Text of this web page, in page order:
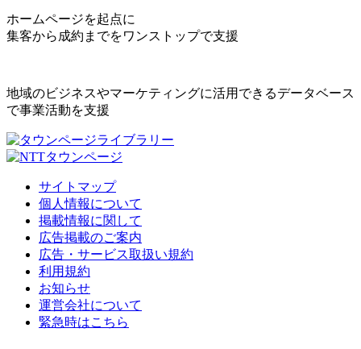
ホームページを起点に
集客から成約までをワンストップで支援
地域のビジネスやマーケティングに活用できるデータベース
で事業活動を支援
サイトマップ
個人情報について
掲載情報に関して
広告掲載のご案内
広告・サービス取扱い規約
利用規約
お知らせ
運営会社について
緊急時はこちら